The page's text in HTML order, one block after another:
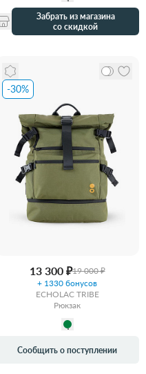
Забрать из магазина
со скидкой
-30%
13 300 ₽19 000 ₽
+ 1330 бонусов
ECHOLAC TRIBE
Рюкзак
Сообщить о поступлении